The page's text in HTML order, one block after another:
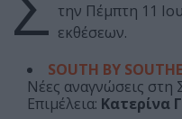
την Πέμπτη 11
εκθέσεων.
SOUTH BY
Νέες αναγνώσεις
Επιμέλεια: Kατερίνα